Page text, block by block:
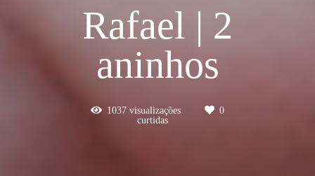
Rafael | 2
aninhos
1037 visualizações
0
curtidas